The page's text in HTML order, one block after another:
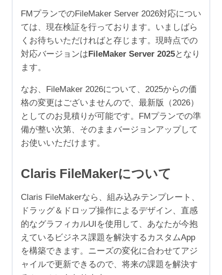
4
年
（1-
9
ユ
ザ）
個
FMプランでのFileMaker Server 2026対応につい
ては、現在検証を行っております。いましばら
くお待ちいただければと存じます。現時点での
対応バージョンは FileMaker Server 2025となり
ます。
なお、FileMaker 2026について、2025からの価
格の変更はございませんので、最新版（2026）
としてのお見積りが可能です。FMプランでの準
備が整い次第、そのままバージョンアップして
お使いいただけます。
Claris FileMakerについて
Claris FileMakerなら、組み込みテンプレート、
ドラッグ＆ドロップ操作によるデザイン、直感
的なグラフィカルUIを使用して、あなたが今抱
えているビジネス課題を解決するカスタムApp
を構築できます。ニーズの変化に合わせてアジ
ャイルで更新できるので、将来の課題を解決す